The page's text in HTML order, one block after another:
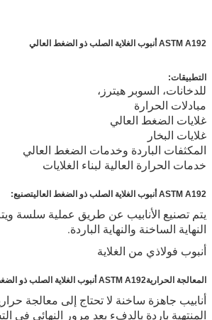
ASTM A192 أنبوب الغلاية الصلب ذو الضغط العالي
التطبيقات:
للدخانات، السوبر هيترز،
مبادلات الحرارة
غلايات الضغط العالي
غلايات البخار
المكثفات الباردة وخدمات الضغط العالي
خدمات الحرارة العالية لبناء الغلايات
ASTM A192 أنبوب الغلاية الصلب ذو الضغط العالي تصنيع:
يتم تصنيع الأنابيب عن طريق عملية سلسة
النهاية الساخنة والنهاية الباردة.
أنبوب فولاذي من الغلاية
المعالجة الحراريةASTM A192 أنبوب الغلاية الصلب ذو الضغط العالي
أنابيب جاهزة ساخنة لا تحتاج إلى معالجة
المنتهية باردة بالدفء بعد مرور النهائي في